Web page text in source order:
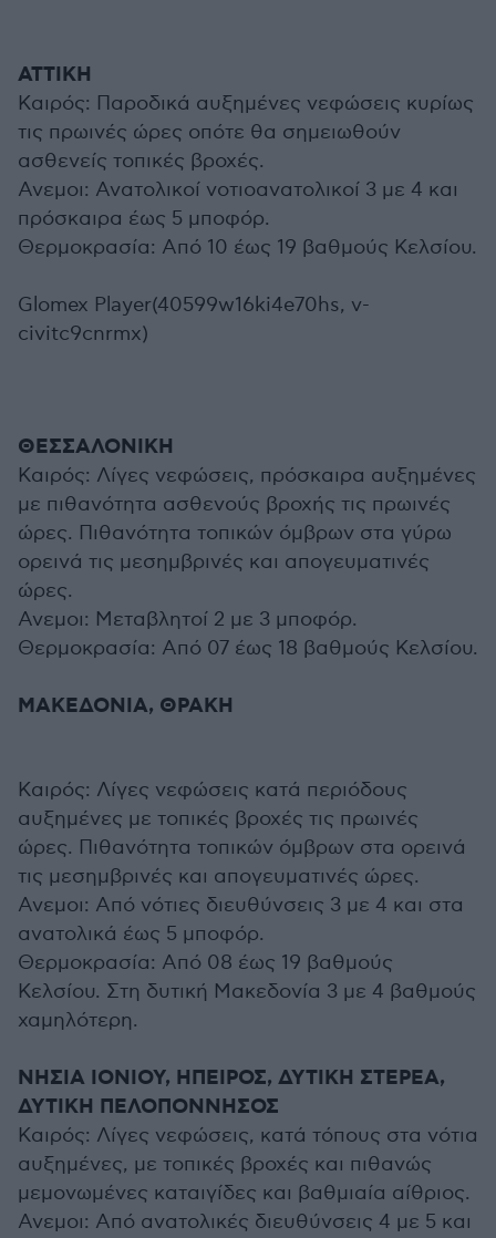
ΑΤΤΙΚΗ
Καιρός: Παροδικά αυξημένες νεφώσεις κυρίως
τις πρωινές ώρες οπότε θα σημειωθούν
ασθενείς τοπικές βροχές.
Ανεμοι: Ανατολικοί νοτιοανατολικοί 3 με 4 και
πρόσκαιρα έως 5 μποφόρ.
Θερμοκρασία: Από 10 έως 19 βαθμούς Κελσίου.
Glomex Player(40599w16ki4e70hs, v-
civitc9cnrmx)
ΘΕΣΣΑΛΟΝΙΚΗ
Καιρός: Λίγες νεφώσεις, πρόσκαιρα αυξημένες
με πιθανότητα ασθενούς βροχής τις πρωινές
ώρες. Πιθανότητα τοπικών όμβρων στα γύρω
ορεινά τις μεσημβρινές και απογευματινές
ώρες.
Ανεμοι: Μεταβλητοί 2 με 3 μποφόρ.
Θερμοκρασία: Από 07 έως 18 βαθμούς Κελσίου.
ΜΑΚΕΔΟΝΙΑ, ΘΡΑΚΗ
Καιρός: Λίγες νεφώσεις κατά περιόδους
αυξημένες με τοπικές βροχές τις πρωινές
ώρες. Πιθανότητα τοπικών όμβρων στα ορεινά
τις μεσημβρινές και απογευματινές ώρες.
Ανεμοι: Από νότιες διευθύνσεις 3 με 4 και στα
ανατολικά έως 5 μποφόρ.
Θερμοκρασία: Από 08 έως 19 βαθμούς
Κελσίου. Στη δυτική Μακεδονία 3 με 4 βαθμούς
χαμηλότερη.
ΝΗΣΙΑ ΙΟΝΙΟΥ, ΗΠΕΙΡΟΣ, ΔΥΤΙΚΗ ΣΤΕΡΕΑ,
ΔΥΤΙΚΗ ΠΕΛΟΠΟΝΝΗΣΟΣ
Καιρός: Λίγες νεφώσεις, κατά τόπους στα νότια
αυξημένες, με τοπικές βροχές και πιθανώς
μεμονωμένες καταιγίδες και βαθμιαία αίθριος.
Ανεμοι: Από ανατολικές διευθύνσεις 4 με 5 και